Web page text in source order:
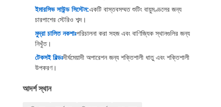
ইমারসিভ সাউন্ড সিস্টেম:একটি বাস্তবসম্মত শুটিং বায়ুমণ্ডলের জন্য
চারপাশের স্টেরিও শব্দ।
মুদ্রা চালিত নকশাঃপরিচালনা করা সহজ এবং বাণিজ্যিক স্থানগুলির জন্য
নিখুঁত।
টেকসই বিল্ডঃদীর্ঘমেয়াদী অপারেশন জন্য শক্তিশালী ধাতু এবং শক্তিশালী
উপকরণ।
আদর্শ স্থান